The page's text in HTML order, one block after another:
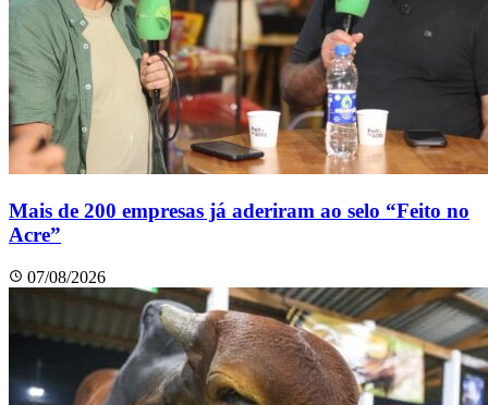
Mais de 200 empresas já aderiram ao selo “Feito no
Acre”
07/08/2026